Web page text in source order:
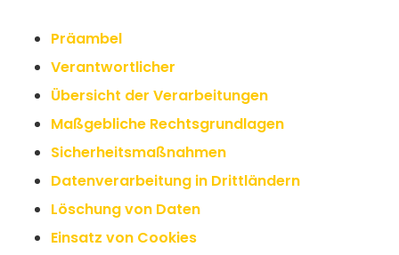
Präambel
Verantwortlicher
Übersicht der Verarbeitungen
Maßgebliche Rechtsgrundlagen
Sicherheitsmaßnahmen
Datenverarbeitung in Drittländern
Löschung von Daten
Einsatz von Cookies